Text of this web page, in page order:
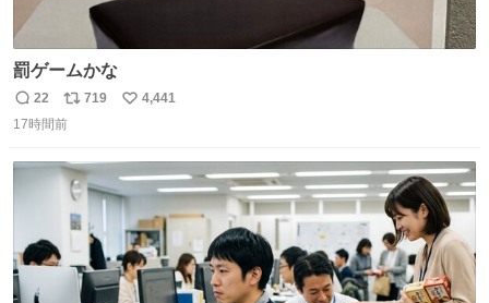
罰ゲームかな
返
信
22
リ
ポ
ト
数
719
い
数
4,441
17時間前